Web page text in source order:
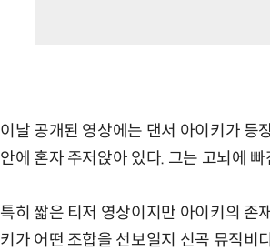
이날 공개된 영상에는 댄서 아이키가 등
안에 혼자 주저앉아 있다. 그는 고뇌에
특히 짧은 티저 영상이지만 아이키의 존
키가 어떤 조합을 선보일지 신곡 뮤직비